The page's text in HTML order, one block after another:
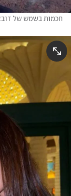
חכמות בשמש של